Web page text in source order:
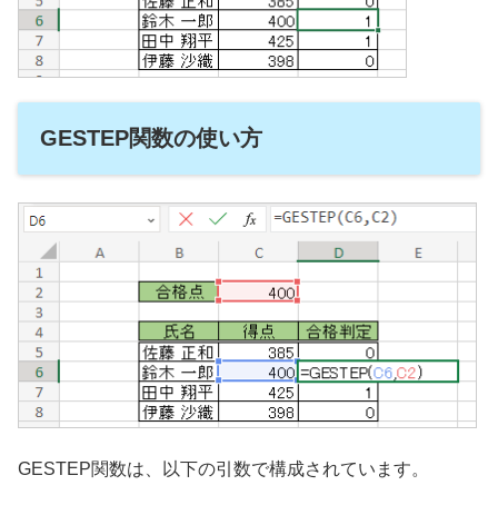
GESTEP関数の使い方
GESTEP関数は、以下の引数で構成されています。